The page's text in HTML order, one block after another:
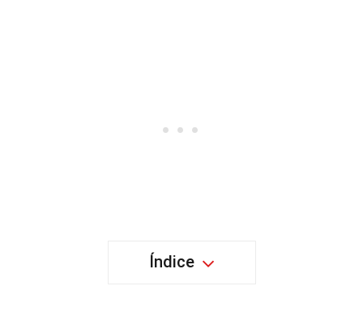
Índice